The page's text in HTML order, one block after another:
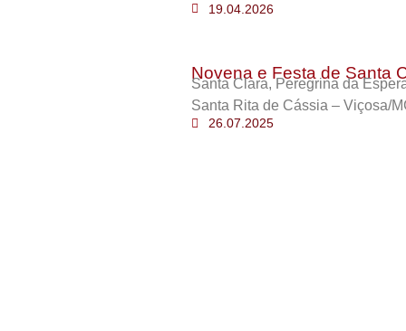
19.04.2026
Novena e Festa de Santa
Santa Clara, Peregrina da
Santa Rita de Cássia – Viçosa/
26.07.2025